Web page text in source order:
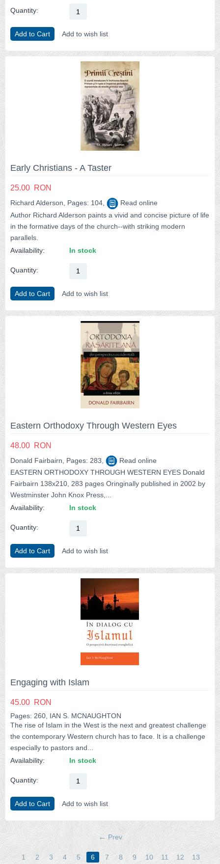
Quantity:
Add to Cart Add to wish list
Early Christians - A Taster
25.00 RON
Richard Alderson, Pages: 104,
Read online
Author Richard Alderson paints a vivid and concise picture of life
in the formative days of the church--with striking modern
parallels.
Availability:
In stock
Quantity:
Add to Cart Add to wish list
Eastern Orthodoxy Through Western Eyes
48.00 RON
Donald Fairbairn, Pages: 283,
Read online
EASTERN ORTHODOXY THROUGH WESTERN EYES Donald
Fairbairn 138x210, 283 pages Oringinally published in 2002 by
Westminster John Knox Press,...
Availability:
In stock
Quantity:
Add to Cart Add to wish list
Engaging with Islam
45.00 RON
Pages: 260, IAN S. MCNAUGHTON
The rise of Islam in the West is the next and greatest challenge
the contemporary Western church has to face. It is a challenge
especially to pastors and...
Availability:
In stock
Quantity:
Add to Cart Add to wish list
Prev
1 2 3 4 5 6 7 8 9 10 11 12 13